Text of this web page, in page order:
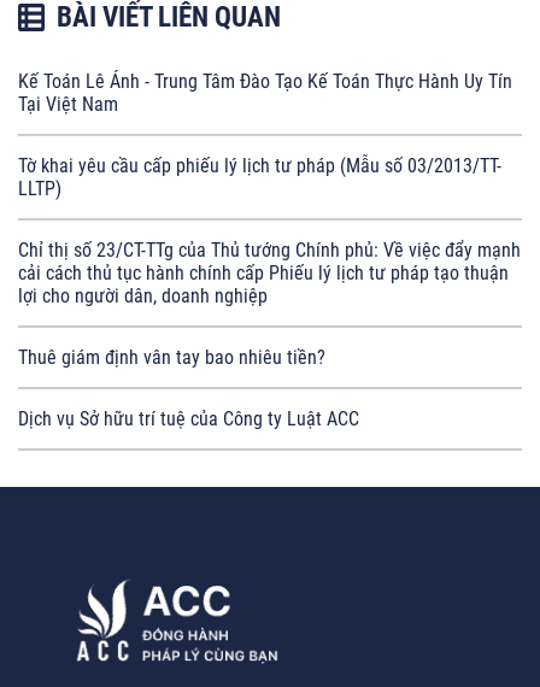
BÀI VIẾT LIÊN QUAN
Kế Toán Lê Ánh - Trung Tâm Đào Tạo Kế Toán Thực Hành Uy Tín
Tại Việt Nam
Tờ khai yêu cầu cấp phiếu lý lịch tư pháp (Mẫu số 03/2013/TT-
LLTP)
Chỉ thị số 23/CT-TTg của Thủ tướng Chính phủ: Về việc đẩy mạnh
cải cách thủ tục hành chính cấp Phiếu lý lịch tư pháp tạo thuận
lợi cho người dân, doanh nghiệp
Thuê giám định vân tay bao nhiêu tiền?
Dịch vụ Sở hữu trí tuệ của Công ty Luật ACC